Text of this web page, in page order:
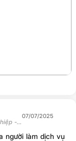
-
07/07/2025
người làm dịch vụ